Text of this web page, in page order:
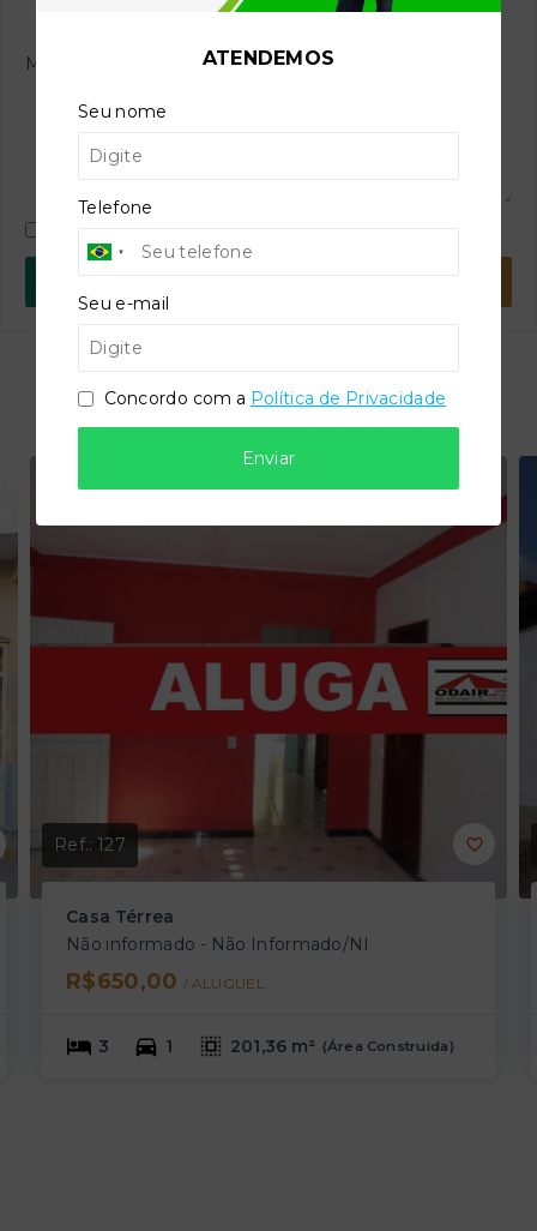
Mensagem
Concordo com aPolítica de Privacidade
WhatsApp E-mail
Imóveis similares
Ref.:127
Casa Térrea
Não informado - Não Informado/NI
R$650,00 / ALUGUEL
3 1 201,36 m² (Área Construida)
ATENDEMOS
Seu nome
Telefone
Seu e-mail
Concordo com a Política de Privacidade
Enviar